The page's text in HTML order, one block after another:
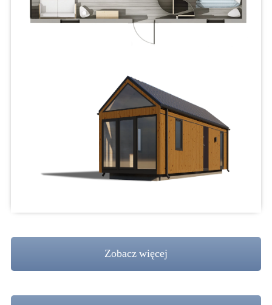
Zobacz więcej